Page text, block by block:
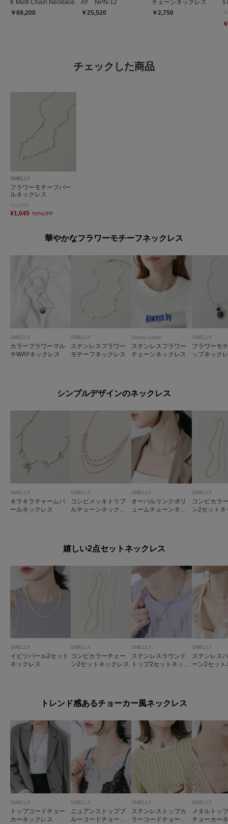
K Multi Chain Necklace
￥68,200
AY NPN-12
￥25,520
チェーンネックレス
￥2,750
s
チェックした商品
SMELLY
フラワーモチーフパー
ルネックレス
¥1,045 50%OFF
華やかなフラワーモチーフネックレス
SMELLY
カラーフラワーマル
チWAYネックレス
SMELLY
ステンレスフラワー
モチーフネックレス
Sonny Label
ステンレスフラワー
チェーンネックレス
SMELLY
フラワーモ
ップネック
シンプルデザインのネックレス
SMELLY
キラキラチャームパ
ールネックレス
SMELLY
コンビメッキトリプ
ルチェーンネックレ
SMELLY
オーバルリンクボリ
ュームチェーンネッ
SMELLY
コンビカラ
ン2セットネ
嬉しい2点セットネックレス
SMELLY
イビツパール2セット
ネックレス
SMELLY
コンビカラーチェー
ン2セットネックレス
SMELLY
ステンレスラウンド
トップ2セットネック
SMELLY
ステンレス
ーン2セット
トレンド感あるチョーカー風ネックレス
SMELLY
トップコードチョー
カーネックレス
SMELLY
ニュアンストップブ
ルーコードチョーカ
SMELLY
ステンレストップカ
ラーコードチョーカ
SMELLY
メタルトッ
チョーカー